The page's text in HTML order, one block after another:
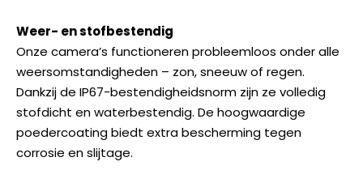
Weer- en stofbestendig
Onze camera’s functioneren probleemloos onder alle
weersomstandigheden – zon, sneeuw of regen.
Dankzij de IP67-bestendigheidsnorm zijn ze volledig
stofdicht en waterbestendig. De hoogwaardige
poedercoating biedt extra bescherming tegen
corrosie en slijtage.